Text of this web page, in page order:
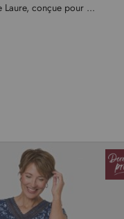
conçue pour ...